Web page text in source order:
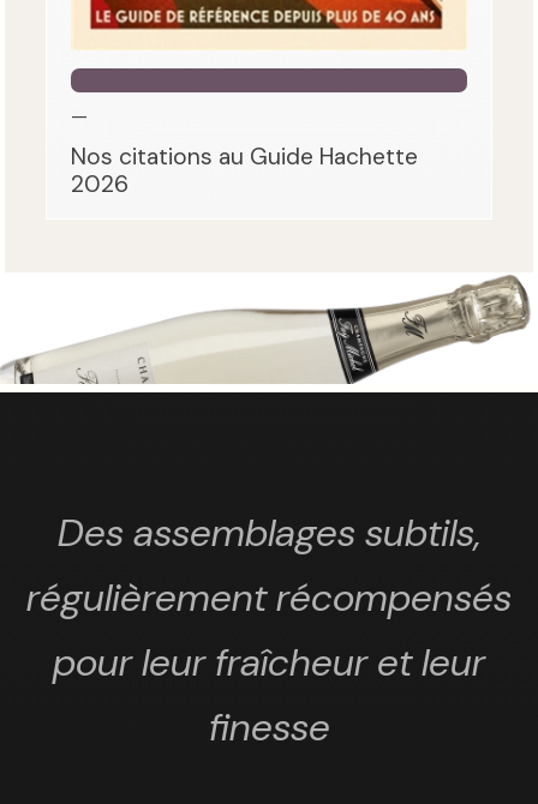
—
Nos citations au Guide Hachette
2026
Des assemblages subtils,
régulièrement récompensés
pour leur fraîcheur et leur
finesse